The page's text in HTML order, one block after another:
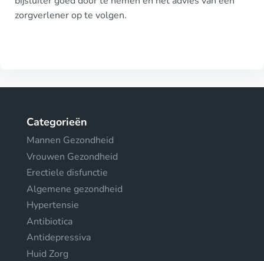
zorgverlener op te volgen.
Categorieën
Mannen Gezondheid
Vrouwen Gezondheid
Erectiele disfunctie
Algemene gezondheid
Hypertensie
Antibiotica
Antidepressiva
Huid Zorg